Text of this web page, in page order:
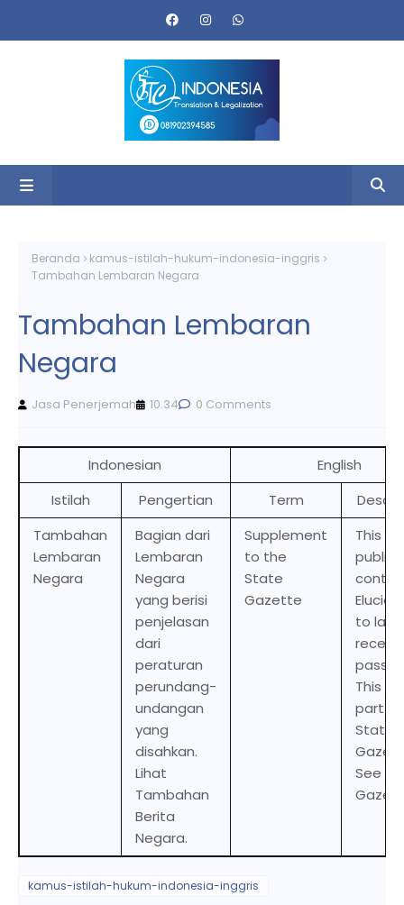
Beranda
kamus-istilah-hukum-indonesia-inggris
Tambahan Lembaran Negara
Tambahan Lembaran
Negara
Jasa Penerjemah 10.34 0 Comments
Indonesian
English
Istilah
Pengertian Term
Tambahan
Lembaran
Negara
Bagian dari
Lembaran
Negara
yang berisi
penjelasan
dari
peraturan
perundang-
undangan
yang
disahkan.
Lihat
Tambahan
Berita
Negara.
Supplement
to the
State
Gazette
This
to laws
This
part
State
See
kamus-istilah-hukum-indonesia-inggris